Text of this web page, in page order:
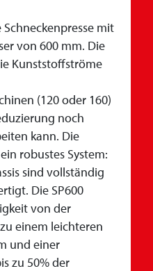
Schneckenpresse mit
von 600 mm. Die
Kunststoffströme
(120 oder 160)
noch
kann. Die
robustes System:
sind vollständig
Die SP600
von der
einem leichteren
und einer
zu 50% der